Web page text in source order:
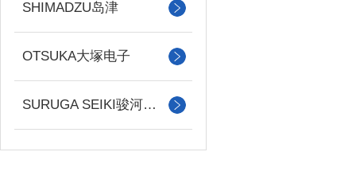
SHIMADZU岛津
OTSUKA大塚电子
SURUGA SEIKI骏河精机